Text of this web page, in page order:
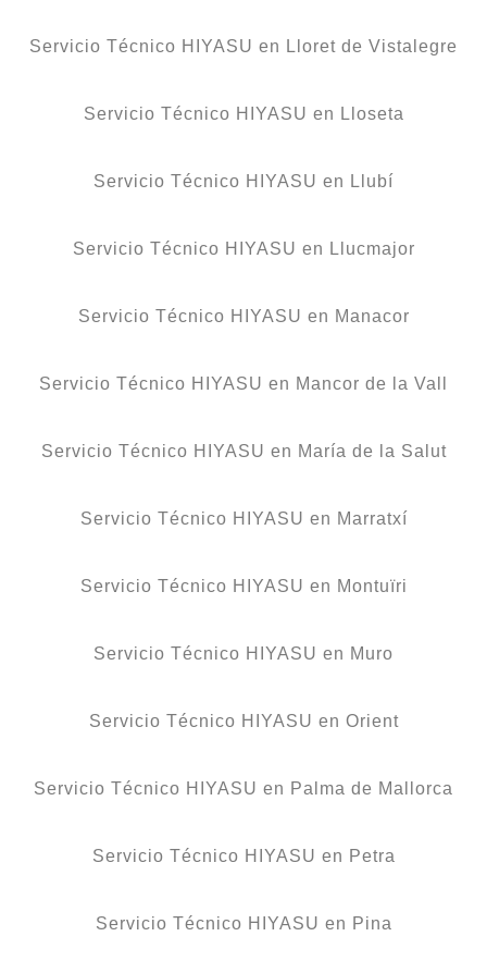
Servicio Técnico HIYASU en Lloret de Vistalegre
Servicio Técnico HIYASU en Lloseta
Servicio Técnico HIYASU en Llubí
Servicio Técnico HIYASU en Llucmajor
Servicio Técnico HIYASU en Manacor
Servicio Técnico HIYASU en Mancor de la Vall
Servicio Técnico HIYASU en María de la Salut
Servicio Técnico HIYASU en Marratxí
Servicio Técnico HIYASU en Montuïri
Servicio Técnico HIYASU en Muro
Servicio Técnico HIYASU en Orient
Servicio Técnico HIYASU en Palma de Mallorca
Servicio Técnico HIYASU en Petra
Servicio Técnico HIYASU en Pina